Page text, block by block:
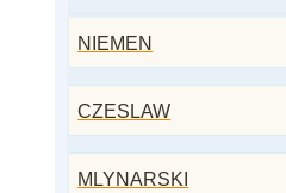
NIEMEN
CZESLAW
MLYNARSKI